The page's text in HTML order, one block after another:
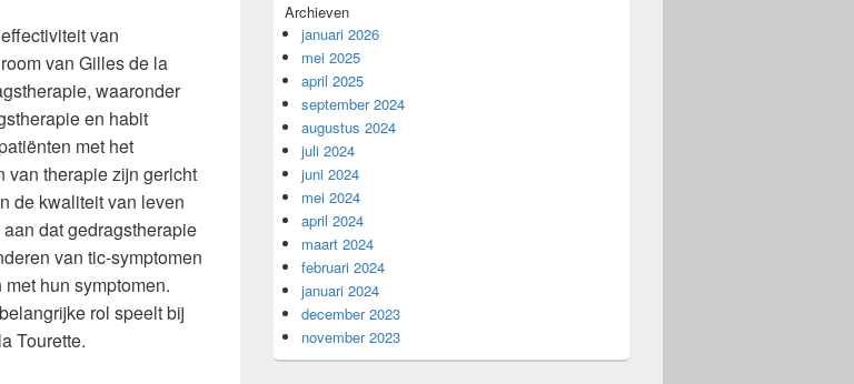
van
van Gilles de la
waaronder
en habit
met het
van therapie zijn gericht
de kwaliteit van leven
dat gedragstherapie
van tic-symptomen
hun symptomen.
rol speelt bij
Tourette.
Archieven
januari 2026
mei 2025
april 2025
september 2024
augustus 2024
juli 2024
juni 2024
mei 2024
april 2024
maart 2024
februari 2024
januari 2024
december 2023
november 2023